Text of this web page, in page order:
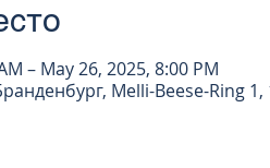
– May 26, 2025, 8:00 PM
Melli-Beese-Ring